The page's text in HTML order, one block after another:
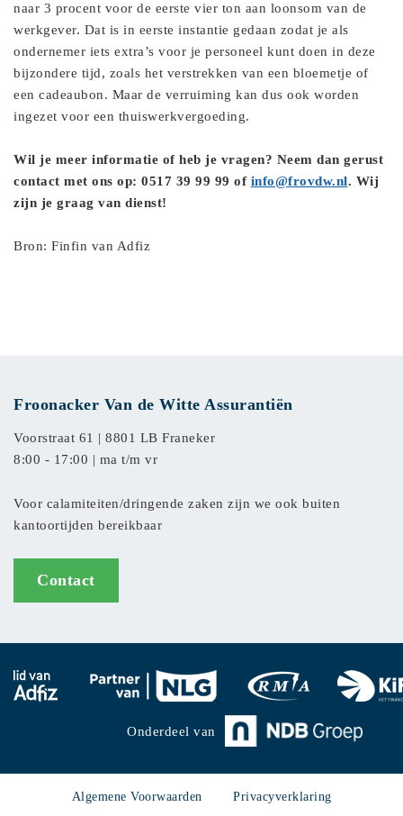
naar 3 procent voor de eerste vier ton aan loonsom van de
werkgever. Dat is in eerste instantie gedaan zodat je als
ondernemer iets extra’s voor je personeel kunt doen in deze
bijzondere tijd, zoals het verstrekken van een bloemetje of
een cadeaubon. Maar de verruiming kan dus ook worden
ingezet voor een thuiswerkvergoeding.
Wil je meer informatie of heb je vragen? Neem dan gerust
contact met ons op: 0517 39 99 99 of info@frovdw.nl. Wij
zijn je graag van dienst!
Bron: Finfin van Adfiz
Froonacker Van de Witte Assurantiën
Voorstraat 61 | 8801 LB Franeker
8:00 - 17:00 | ma t/m vr
Voor calamiteiten/dringende zaken zijn we ook buiten
kantoortijden bereikbaar
Contact
Onderdeel van
Algemene Voorwaarden Privacyverklaring